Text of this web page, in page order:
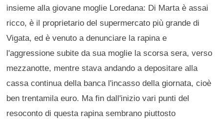
insieme alla giovane moglie Loredana: Di Marta è assai
ricco, è il proprietario del supermercato più grande di
Vigata, ed è venuto a denunciare la rapina e
l'aggressione subite da sua moglie la scorsa sera, verso
mezzanotte, mentre stava andando a depositare alla
cassa continua della banca l'incasso della giornata, cioè
ben trentamila euro. Ma fin dall'inizio vari punti del
resoconto di questa rapina sembrano piuttosto